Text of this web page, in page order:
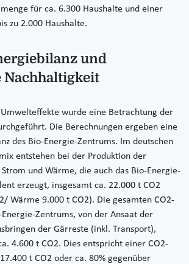
für ca. 6.300 Haushalte und einer
zu 2.000 Haushalte.
und
Nachhaltigkeit
wurde eine Betrachtung der
Die Berechnungen ergeben eine
des Bio-Energie-Zentrums. Im deutschen
entstehen bei der Produktion der
und Wärme, die auch das Bio-Energie-
erzeugt, insgesamt ca. 22.000 t CO2
Wärme 9.000 t CO2). Die gesamten CO2-
Energie-Zentrums, von der Ansaat der
der Gärreste (inkl. Transport),
4.600 t CO2. Dies entspricht einer CO2-
t CO2 oder ca. 80% gegenüber